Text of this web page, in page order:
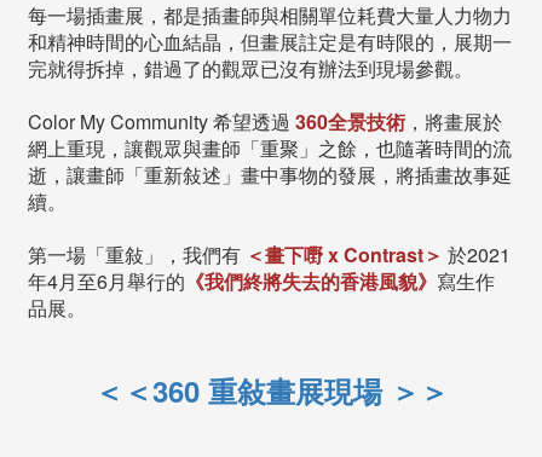
每一場插畫展，都是插畫師與相關單位耗費大量人力物力
和精神時間的心血結晶，但畫展註定是有時限的，展期一
完就得拆掉，錯過了的觀眾已沒有辦法到現場參觀。
Color My Community 希望透過360全景技術 ，將畫展於
網上重現，讓觀眾與畫師「重聚」之餘，也隨著時間的流
逝，讓畫師「重新敍述」畫中事物的發展，將插畫故事延
續。
第一場「重敍」，我們有 ＜畫下嘢 x Contrast＞ 於2021
年4月至6月舉行的 《我們終將失去的香港風貌》 寫生作
品展。
＜＜360 重敍畫展現場 ＞＞